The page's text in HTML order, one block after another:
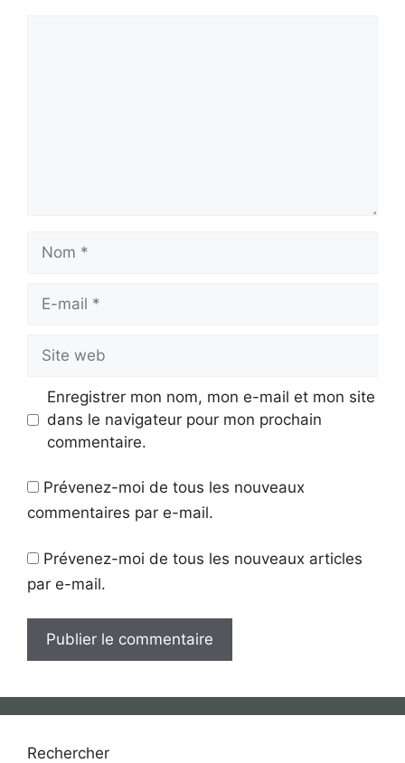
mail
web
Enregistrer mon nom, mon e-mail et mon site
dans le navigateur pour mon prochain
commentaire.
Prévenez-moi de tous les nouveaux
commentaires par e-mail.
Prévenez-moi de tous les nouveaux articles
par e-mail.
Rechercher